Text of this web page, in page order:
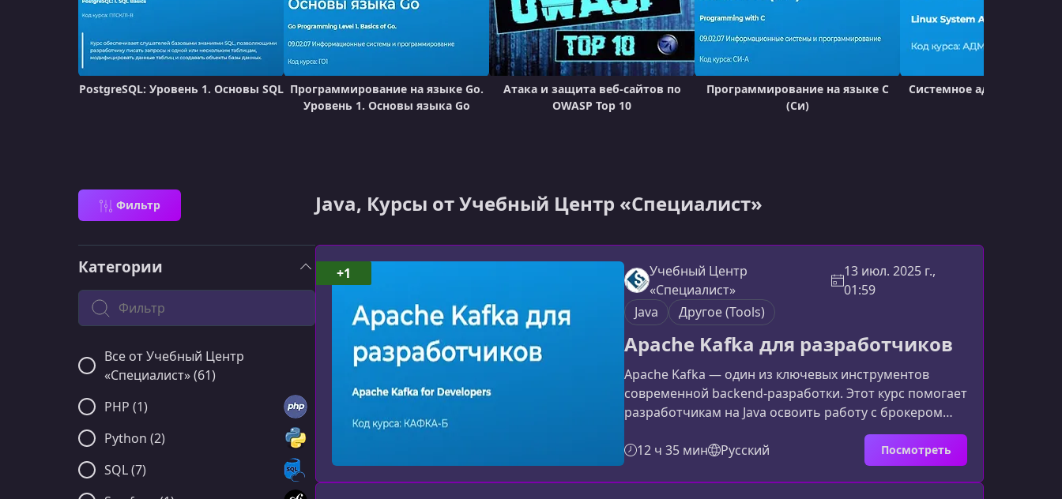
PostgreSQL: Уровень 1. Основы SQL Программирование на языке Go.
Уровень 1. Основы языка Go
Атака и защита веб-сайтов по
OWASP Top 10
Программирование на языке C
(Си)
Системное
Фильтр Java, Курсы от Учебный Центр «Специалист»
Категории
Поиск по категории
Все от Учебный Центр
«Специалист» (61)
PHP (1)
Python (2)
SQL (7)
Учебный Центр
«Специалист»
13 июл. 2025 г.,
01:59
Java
Другое (Tools)
Apache Kafka для разработчиков
Apache Kafka — один из ключевых инструментов
современной backend‑разработки. Этот курс помогает
разработчикам на Java освоить работу с брокером
сообщений, научиться проектировать потоковые
системы и эффективно использовать Kafka в
реальных проектах.Что представляет собой Apache
Kafka и зачем она нужна разработчикуApache Kafka —
12 ч 35 мин Русский Посмотреть
+1